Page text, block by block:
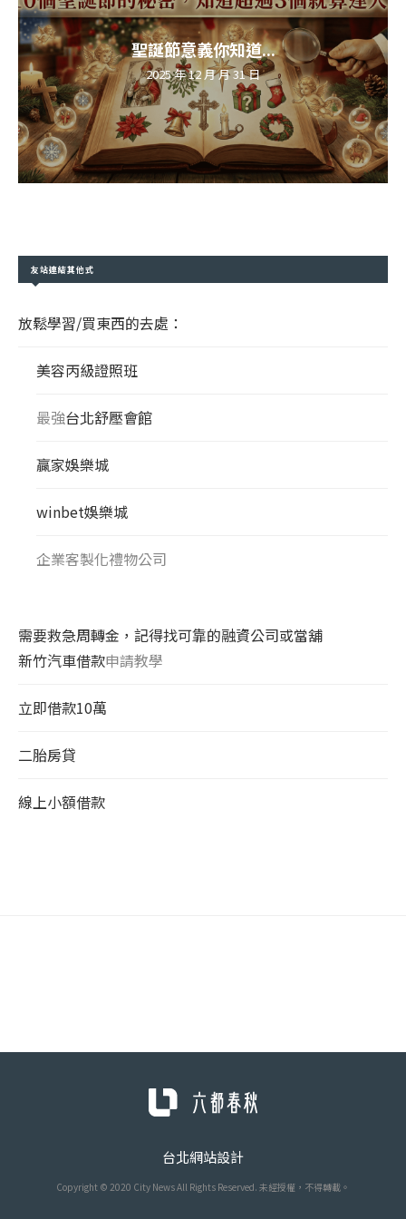
聖誕節意義你知道...
2025 年 12 月 月 31 日
友站連結其他式
放鬆學習/買東西的去處：
美容丙級證照班
最強台北舒壓會館
贏家娛樂城
winbet娛樂城
企業客製化禮物公司
需要救急周轉金，記得找可靠的融資公司或當舖
新竹汽車借款申請教學
立即借款10萬
二胎房貸
線上小額借款
台北網站設計
Copyright © 2020 City News All Rights Reserved. 未經授權，不得轉載。